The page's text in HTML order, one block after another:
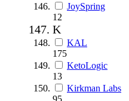
JoySpring
12
K
KAL
175
KetoLogic
13
Kirkman Labs
95